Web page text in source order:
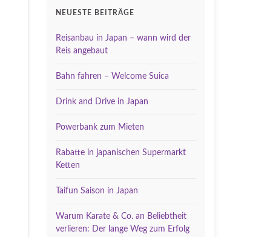
NEUESTE BEITRÄGE
Reisanbau in Japan – wann wird der
Reis angebaut
Bahn fahren – Welcome Suica
Drink and Drive in Japan
Powerbank zum Mieten
Rabatte in japanischen Supermarkt
Ketten
Taifun Saison in Japan
Warum Karate & Co. an Beliebtheit
verlieren: Der lange Weg zum Erfolg